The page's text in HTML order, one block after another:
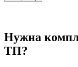
Нужна
ТП?